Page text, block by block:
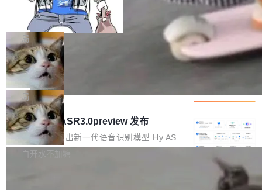
b 安装 支持 Java 8+（8~26）、macOS / Linu
x / Windows / Harmony PC。 # macOS / Linu
x / Harmony PC curl -fsSL https://solon.noea
r.org/solon...
个文件，其规模远超单次模型调用可承载的上下
文窗口。随着项目规模的持续扩张与代码历史的
不断累积，代码仓中的模块关系、接口契约、业
务逻辑等关键信息往往分散于数十乃至数百个文
件之中，形成高度复杂的知识关联网络。传统的
代码检索手段（如关键词匹配、目录遍历）仅能
在语法层面完成文本定位，难以触及代码的语义
内涵与结构关联，导致开发者使用代码智能体在
理解大规模代码仓时面临显著"代码仓理解"瓶
颈。 代码仓深度理解服务（以下简称" CodeBas
e深度理解服务"）是华为云码道（CodeA...
一条“删库”命令跑 17 小时，算法工程
师删光 89TB 数据只为干私活
最高人民检察院8月4日公布了一起案件：北京一
名90后算法工程师王某，为了给自己接的私活腾
服务器空间，删光了公司AI游戏部门的全部核心
数据。 王某2024年1月入职东城区某科技公司AI
短剧部门，有互联网大厂背景。在公司内部架构
调整期间，部门三次通知全员将数据从A集群迁
移到B集群，王某都回复了"收到"。 他没有迁移
数据。2024年9月3日下午4点，他使用此前登录
的账号密码进入A集群，输入了一条被程序员圈
称为"删库跑路"的命令——最高管理员权限、无
局
Cloudflare 分享推理优化实践：KV ca
che 量化 + 权重压缩，吞吐量提升 4
1%，成本降 30%
Kimi 和 GLM 是当前最强的大模型系列之一，但
它们有一个共同的问题：太吃显存了。月之暗面
的 Kimi K 系列和智谱的 GLM 都是长上下文、M
oE 架构的大模型，好用到让人上瘾，但 GPU 显
存永远不够用。 Cloudflare 的 Workers AI 团队
一直在跑这些模型的推理。他们在官方博客上发
局
腾讯混元 Hy ASR3.0preview 发布
腾讯混元正式推出新一代语音识别模型 Hy ASR
3.0preview。基于最新一代大语言模型 Hy3 的
白开水不加糖